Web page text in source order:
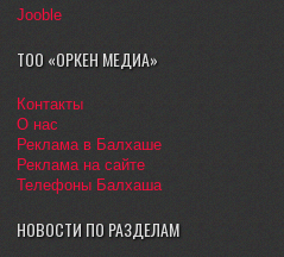
Jooble
ТОО «ОРКЕН МЕДИА»
Контакты
О нас
Реклама в Балхаше
Реклама на сайте
Телефоны Балхаша
НОВОСТИ ПО РАЗДЕЛАМ